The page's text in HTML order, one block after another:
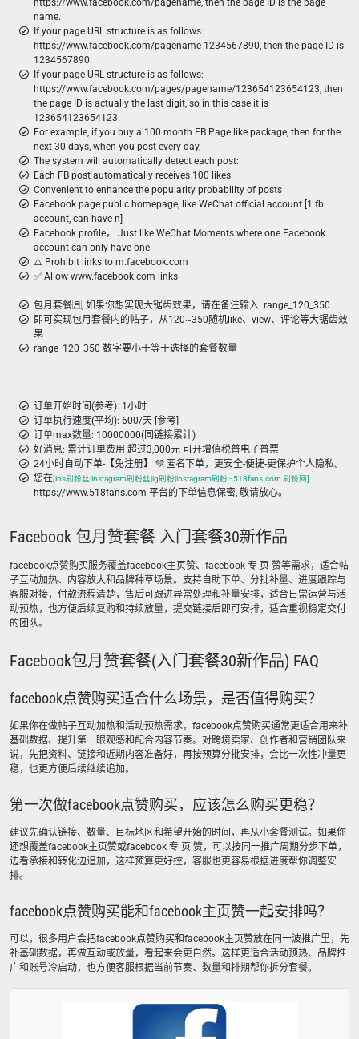
https://www.facebook.com/pagename, then the page ID is the page
name.
If your page URL structure is as follows:
https://www.facebook.com/pagename-1234567890, then the page ID is
1234567890.
If your page URL structure is as follows:
https://www.facebook.com/pages/pagename/123654123654123, then
the page ID is actually the last digit, so in this case it is
123654123654123.
For example, if you buy a 100 month FB Page like package, then for the
next 30 days, when you post every day,
The system will automatically detect each post:
Each FB post automatically receives 100 likes
Convenient to enhance the popularity probability of posts
Facebook page public homepage, like WeChat official account [1 fb
account, can have n]
Facebook profile， Just like WeChat Moments where one Facebook
account can only have one
⚠️ Prohibit links to m.facebook.com
✅ Allow www.facebook.com links
包月套餐🈷️, 如果你想实现大锯齿效果，请在备注输入: range_120_350
即可实现包月套餐内的帖子，从120~350随机like、view、评论等大锯齿效
果
range_120_350 数字要小于等于选择的套餐数量
订单开始时间(参考): 1小时
订单执行速度(平均): 600/天 [参考]
订单max数量: 10000000(同链接累计)
好消息: 累计订单费用 超过3,000元 可开增值税普电子普票
24小时自动下单-【免注册】 💚 匿名下单，更安全-便捷-更保护个人隐私。
您在[ins刷粉丝|instagram刷粉丝|ig刷粉|instagram刷粉 - 518fans.com 刷粉网]
https://www.518fans.com 平台的下单信息保密, 敬请放心。
Facebook 包月赞套餐 入门套餐30新作品
facebook点赞购买服务覆盖facebook主页赞、facebook 专 页 赞等需求，适合帖
子互动加热、内容放大和品牌种草场景。支持自助下单、分批补量、进度跟踪与
客服对接，付款流程清楚，售后可跟进异常处理和补量安排，适合日常运营与活
动预热，也方便后续复购和持续放量，提交链接后即可安排，适合重视稳定交付
的团队。
Facebook包月赞套餐(入门套餐30新作品) FAQ
facebook点赞购买适合什么场景，是否值得购买？
如果你在做帖子互动加热和活动预热需求，facebook点赞购买通常更适合用来补
基础数据、提升第一眼观感和配合内容节奏。对跨境卖家、创作者和营销团队来
说，先把资料、链接和近期内容准备好，再按预算分批安排，会比一次性冲量更
稳，也更方便后续继续追加。
第一次做facebook点赞购买，应该怎么购买更稳？
建议先确认链接、数量、目标地区和希望开始的时间，再从小套餐测试。如果你
还想覆盖facebook主页赞或facebook 专 页 赞，可以按同一推广周期分步下单，
边看承接和转化边追加，这样预算更好控，客服也更容易根据进度帮你调整安
排。
facebook点赞购买能和facebook主页赞一起安排吗？
可以，很多用户会把facebook点赞购买和facebook主页赞放在同一波推广里，先
补基础数据，再做互动或放量，看起来会更自然。这样更适合活动预热、品牌推
广和账号冷启动，也方便客服根据当前节奏、数量和排期帮你拆分套餐。